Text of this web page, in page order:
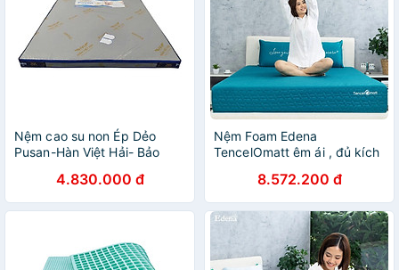
Nệm cao su non Ép Dẻo
Pusan-Hàn Việt Hải- Bảo
4.830.000 đ
Nệm Foam Edena
TencelOmatt êm ái , đủ kích
8.572.200 đ